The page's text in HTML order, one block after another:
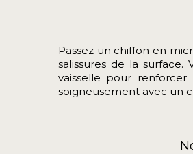
Passez un chiffon en
salissures de la
vaisselle pour
soigneusement avec un